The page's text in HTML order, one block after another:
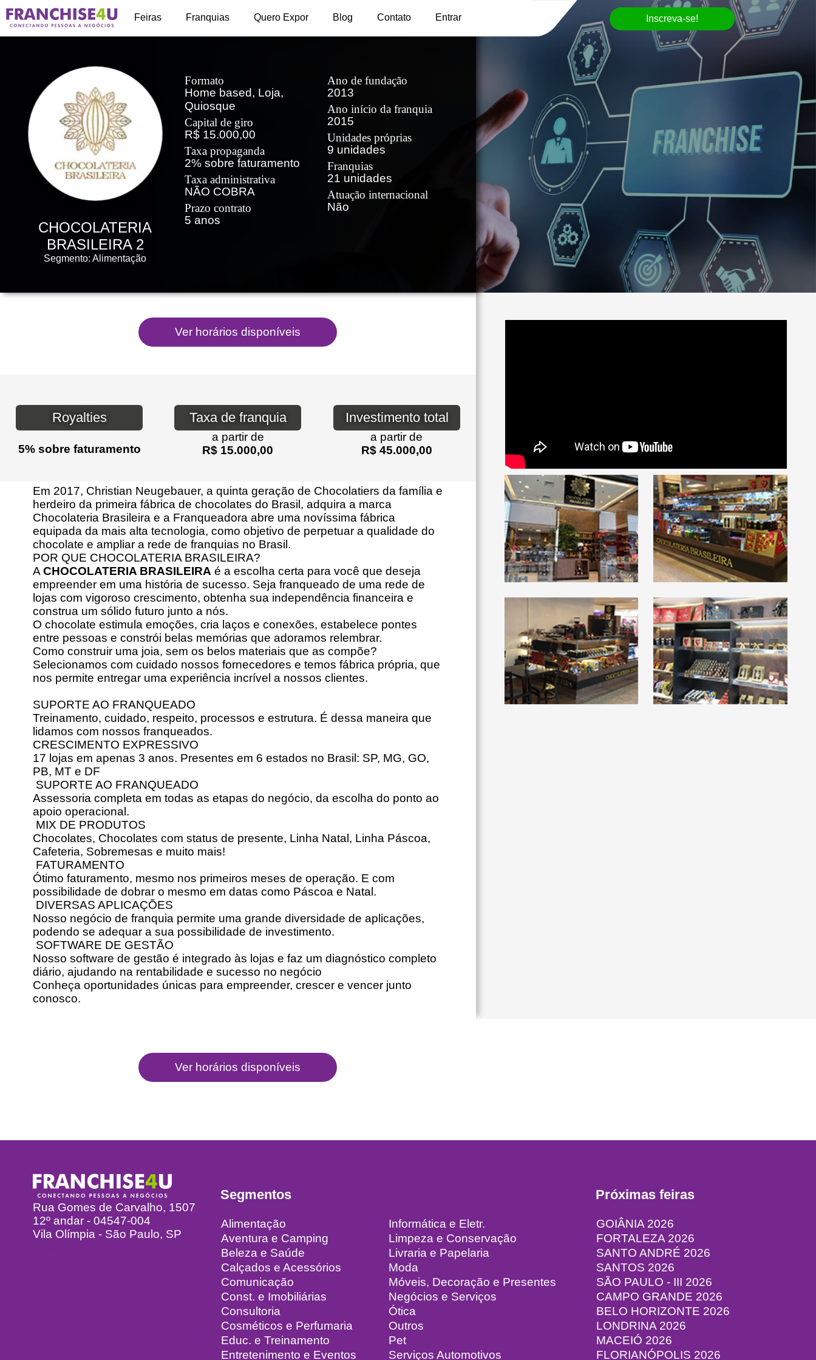
+
Feiras Franquias Quero Expor Blog Contato Entrar Inscreva-se!
CHOCOLATERIA
BRASILEIRA 2
Segmento: Alimentação
Formato
Home based, Loja,
Quiosque
Capital de giro
R$ 15.000,00
Taxa propaganda
2% sobre faturamento
Taxa administrativa
NÃO COBRA
Prazo contrato
5 anos
Ano de fundação
2013
Ano início da franquia
2015
Unidades próprias
9 unidades
Franquias
21 unidades
Atuação internacional
Não
Royalties
5% sobre faturamento
Taxa de franquia
a partir de
R$ 15.000,00
Investimento total
a partir de
R$ 45.000,00
Em 2017, Christian Neugebauer, a quinta geração de Chocolatiers da família e
herdeiro da primeira fábrica de chocolates do Brasil, adquira a marca
Chocolateria Brasileira e a Franqueadora abre uma novíssima fábrica
equipada da mais alta tecnologia, como objetivo de perpetuar a qualidade do
chocolate e ampliar a rede de franquias no Brasil.
POR QUE CHOCOLATERIA BRASILEIRA?
A CHOCOLATERIA BRASILEIRA é a escolha certa para você que deseja
empreender em uma história de sucesso. Seja franqueado de uma rede de
lojas com vigoroso crescimento, obtenha sua independência financeira e
construa um sólido futuro junto a nós.
O chocolate estimula emoções, cria laços e conexões, estabelece pontes
entre pessoas e constrói belas memórias que adoramos relembrar.
Como construir uma joia, sem os belos materiais que as compõe?
Selecionamos com cuidado nossos fornecedores e temos fábrica própria, que
nos permite entregar uma experiência incrível a nossos clientes.
SUPORTE AO FRANQUEADO
Treinamento, cuidado, respeito, processos e estrutura. É dessa maneira que
lidamos com nossos franqueados.
CRESCIMENTO EXPRESSIVO
17 lojas em apenas 3 anos. Presentes em 6 estados no Brasil: SP, MG, GO,
PB, MT e DF
SUPORTE AO FRANQUEADO
Assessoria completa em todas as etapas do negócio, da escolha do ponto ao
apoio operacional.
MIX DE PRODUTOS
Chocolates, Chocolates com status de presente, Linha Natal, Linha Páscoa,
Cafeteria, Sobremesas e muito mais!
FATURAMENTO
Ótimo faturamento, mesmo nos primeiros meses de operação. E com
possibilidade de dobrar o mesmo em datas como Páscoa e Natal.
DIVERSAS APLICAÇÕES
Nosso negócio de franquia permite uma grande diversidade de aplicações,
podendo se adequar a sua possibilidade de investimento.
SOFTWARE DE GESTÃO
Nosso software de gestão é integrado às lojas e faz um diagnóstico completo
diário, ajudando na rentabilidade e sucesso no negócio
Conheça oportunidades únicas para empreender, crescer e vencer junto
conosco.
Rua Gomes de Carvalho, 1507
12º andar - 04547-004
Vila Olímpia - São Paulo, SP
Segmentos
Alimentação
Informática e Eletr.
Aventura e Camping
Limpeza e Conservação
Beleza e Saúde
Livraria e Papelaria
Calçados e Acessórios
Moda
Comunicação
Móveis, Decoração e Presentes
Const. e Imobiliárias
Negócios e Serviços
Consultoria
Ótica
Cosméticos e Perfumaria
Outros
Educ. e Treinamento
Pet
Entretenimento e Eventos
Serviços Automotivos
Próximas feiras
GOIÂNIA 2026
FORTALEZA 2026
SANTO ANDRÉ 2026
SANTOS 2026
SÃO PAULO - III 2026
CAMPO GRANDE 2026
BELO HORIZONTE 2026
LONDRINA 2026
MACEIÓ 2026
FLORIANÓPOLIS 2026